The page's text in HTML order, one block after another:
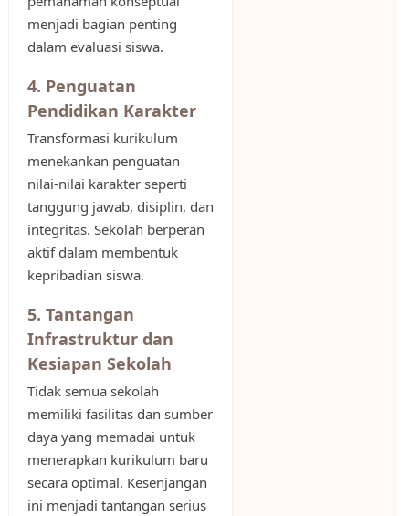
menjadi bagian penting
dalam evaluasi siswa.
4. Penguatan
Pendidikan Karakter
Transformasi kurikulum
menekankan penguatan
nilai-nilai karakter seperti
tanggung jawab, disiplin, dan
integritas. Sekolah berperan
aktif dalam membentuk
kepribadian siswa.
5. Tantangan
Infrastruktur dan
Kesiapan Sekolah
Tidak semua sekolah
memiliki fasilitas dan sumber
daya yang memadai untuk
menerapkan kurikulum baru
secara optimal. Kesenjangan
ini menjadi tantangan serius